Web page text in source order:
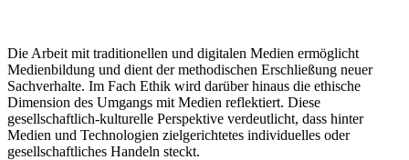
Die Arbeit mit traditionellen und digitalen Medien ermöglicht
Medienbildung und dient der methodischen Erschließung neuer
Sachverhalte. Im Fach Ethik wird darüber hinaus die ethische
Dimension des Umgangs mit Medien reflektiert. Diese
gesellschaftlich-kulturelle Perspektive verdeutlicht, dass hinter
Medien und Technologien zielgerichtetes individuelles oder
gesellschaftliches Handeln steckt.